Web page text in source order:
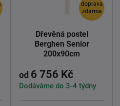
doprava
zdarma
Dřevěná postel
Berghen Senior
200x90cm
od 6 756 Kč
Dodáváme do 3-4 týdny